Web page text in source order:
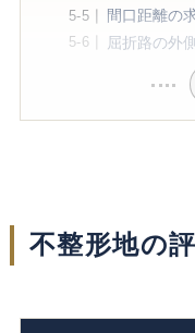
間口距離の
屈折路の外
不整形地の